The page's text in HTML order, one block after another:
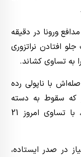
ورونا در دقیقه
افتادن نراتزوری
شد و فاصله‌اش با ناپولی رده
نیز که سقوط به دسته
پایین‌تر از چند هفته قبل قطعی شده، با تساوی امروز 21
اینترمیلان با 86 امتیاز در صدر ایستاده،